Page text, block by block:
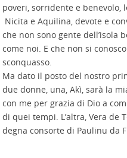
poveri, sorridente e benevolo,
Nicita e Aquilina, devote e
che non sono gente dell’isola
come noi. E che non si
sconquasso.
Ma dato il posto del nostro
due donne, una, Akì, sarà la
con me per grazia di Dio a
di quei tempi. L’altra, Vera de
degna consorte di Paulinu da